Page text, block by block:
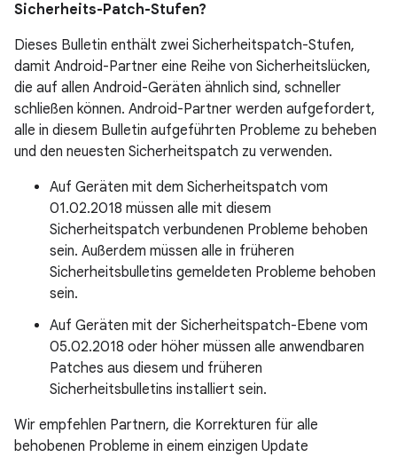
Sicherheits-Patch-Stufen?
Dieses Bulletin enthält zwei Sicherheitspatch-Stufen,
damit Android-Partner eine Reihe von Sicherheitslücken,
die auf allen Android-Geräten ähnlich sind, schneller
schließen können. Android-Partner werden aufgefordert,
alle in diesem Bulletin aufgeführten Probleme zu beheben
und den neuesten Sicherheitspatch zu verwenden.
Auf Geräten mit dem Sicherheitspatch vom
01.02.2018 müssen alle mit diesem
Sicherheitspatch verbundenen Probleme behoben
sein. Außerdem müssen alle in früheren
Sicherheitsbulletins gemeldeten Probleme behoben
sein.
Auf Geräten mit der Sicherheitspatch-Ebene vom
05.02.2018 oder höher müssen alle anwendbaren
Patches aus diesem und früheren
Sicherheitsbulletins installiert sein.
Wir empfehlen Partnern, die Korrekturen für alle
behobenen Probleme in einem einzigen Update